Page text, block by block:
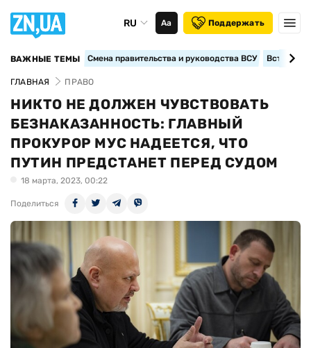
RU Аа Поддержать
ВАЖНЫЕ ТЕМЫ Смена правительства и руководства ВСУ
ГЛАВНАЯ ПРАВО
НИКТО НЕ ДОЛЖЕН ЧУВСТВОВАТЬ
БЕЗНАКАЗАННОСТЬ: ГЛАВНЫЙ
ПРОКУРОР МУС НАДЕЕТСЯ, ЧТО
ПУТИН ПРЕДСТАНЕТ ПЕРЕД СУДОМ
18 марта, 2023, 00:22
Поделиться